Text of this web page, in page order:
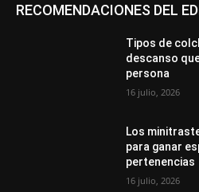
RECOMENDACIONES DEL
Tipos de
descanso
persona
16 julio, 2026
Los
para ganar
pertenencias
16 julio, 2026